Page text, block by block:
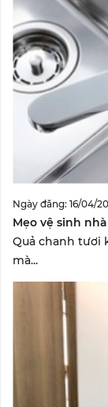
Ngày đăng: 16/04/
Mẹo vệ sinh
Quả chanh tươi
mà...